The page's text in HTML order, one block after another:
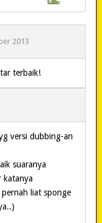
2013
terbaik!
versi dubbing-an
suaranya
katanya
pernah liat sponge